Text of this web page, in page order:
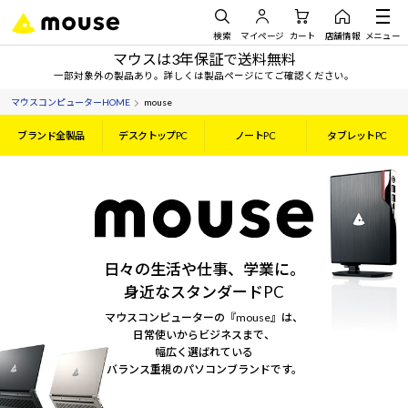
検索 マイページ カート 店舗情報 メニュー
マウスは3年保証で送料無料
一部対象外の製品あり。詳しくは製品ページにてご確認ください。
マウスコンピューターHOME mouse
ブランド全製品 デスクトップPC ノートPC タブレットPC
日々の生活や仕事、学業に。
身近なスタンダードPC
マウスコンピューターの『mouse』は、
日常使いからビジネスまで、
幅広く選ばれている
バランス重視のパソコンブランドです。